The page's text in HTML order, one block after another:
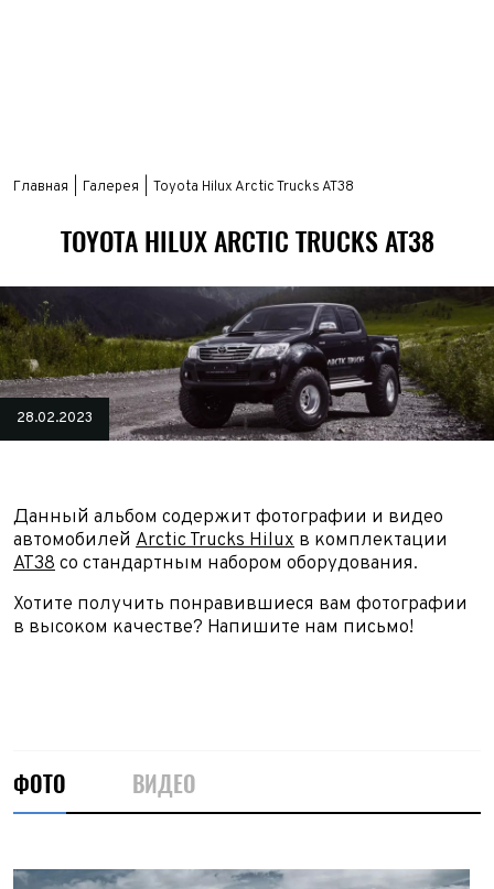
Главная Галерея Toyota Hilux Arctic Trucks AT38
TOYOTA HILUX ARCTIC TRUCKS AT38
28.02.2023
Данный альбом содержит фотографии и видео
автомобилей Arctic Trucks Hilux в комплектации
AT38со стандартным набором оборудования.
Хотите получить понравившиеся вам фотографии
в высоком качестве? Напишите нам письмо!
ФОТО ВИДЕО